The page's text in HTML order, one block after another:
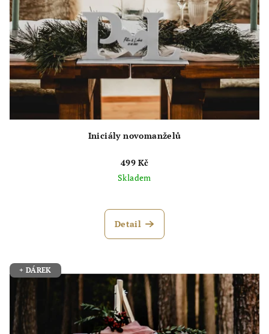
Iniciály novomanželů
499 Kč
Skladem
hodnocení
produktu
hvězdiček.
Detail
+ DÁREK